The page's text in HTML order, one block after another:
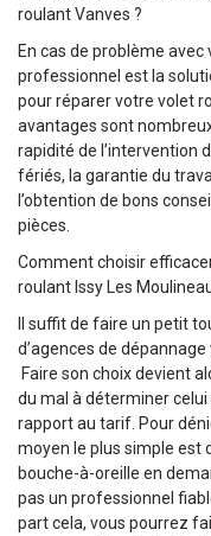
roulant Vanves ?
En cas de problème
professionnel est la
pour réparer votre volet
avantages sont
rapidité de l’intervention
fériés, la garantie du
l’obtention de bons
pièces.
Comment choisir
roulant Issy Les
Il suffit de faire un petit
d’agences de
Faire son choix devient
du mal à déterminer
rapport au tarif. Pour
moyen le plus simple est
bouche-à-oreille en
pas un professionnel
part cela, vous pourrez